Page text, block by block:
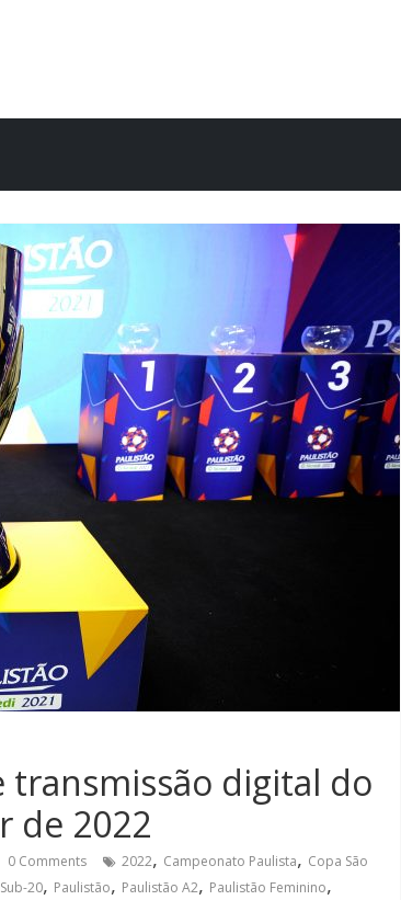
digital do
de 2022
0 Comments 2022, Campeonato Paulista, Copa São
20, Paulistão, Paulistão A2, Paulistão Feminino,